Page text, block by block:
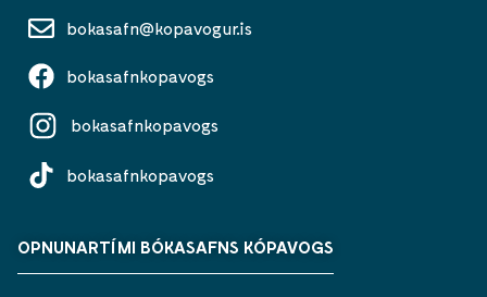
bokasafn@kopavogur.is
bokasafnkopavogs
bokasafnkopavogs
bokasafnkopavogs
OPNUNARTÍMI BÓKASAFNS KÓPAVOGS